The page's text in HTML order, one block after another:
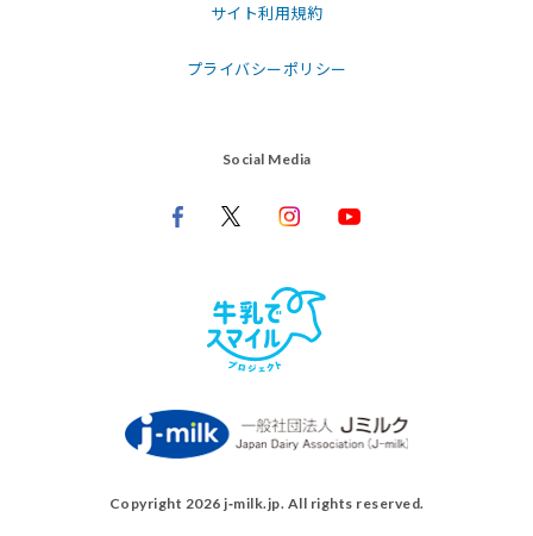
Copyright 2026 j‑milk.jp. All rights reserved.
サイト利用規約
プライバシーポリシー
Social Media